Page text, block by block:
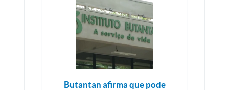
Butantan afirma que pode